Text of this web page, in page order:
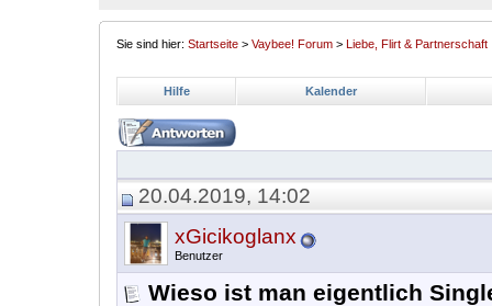
Sie sind hier: Startseite > Vaybee! Forum > Liebe, Flirt & Partnerschaft
Hilfe Kalender
20.04.2019, 14:02
xGicikoglanx
Benutzer
Wieso ist man eigentlich